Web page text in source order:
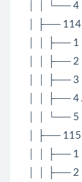
│ │ └── 4
│ ├── 114
│ │ ├── 1
│ │ ├── 2
│ │ ├── 3
│ │ ├── 4
│ │ └── 5
│ ├── 115
│ │ ├── 1
│ │ ├── 2